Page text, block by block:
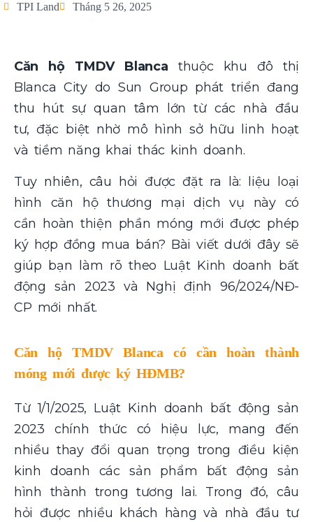
TPI Land Tháng 5 26, 2025
Căn hộ TMDV Blanca thuộc khu đô thị
Blanca City do Sun Group phát triển đang
thu hút sự quan tâm lớn từ các nhà đầu
tư, đặc biệt nhờ mô hình sở hữu linh hoạt
và tiềm năng khai thác kinh doanh.
Tuy nhiên, câu hỏi được đặt ra là: liệu loại
hình căn hộ thương mại dịch vụ này có
cần hoàn thiện phần móng mới được phép
ký hợp đồng mua bán? Bài viết dưới đây sẽ
giúp bạn làm rõ theo Luật Kinh doanh bất
động sản 2023 và Nghị định 96/2024/NĐ-
CP mới nhất.
Căn hộ TMDV Blanca có cần hoàn thành
móng mới được ký HĐMB?
Từ 1/1/2025, Luật Kinh doanh bất động sản
2023 chính thức có hiệu lực, mang đến
nhiều thay đổi quan trọng trong điều kiện
kinh doanh các sản phẩm bất động sản
hình thành trong tương lai. Trong đó, câu
hỏi được nhiều khách hàng và nhà đầu tư